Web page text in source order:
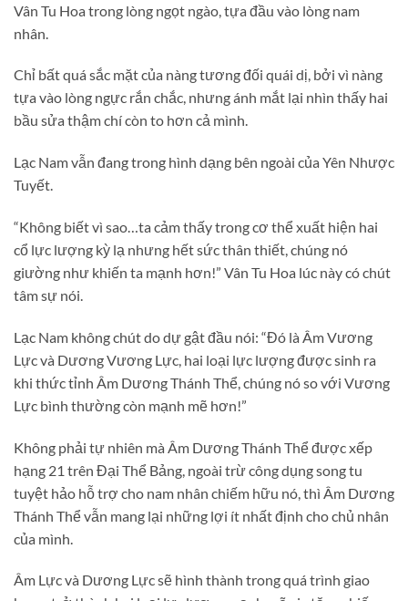
Vân Tu Hoa trong lòng ngọt ngào, tựa đầu vào lòng nam
nhân.
Chỉ bất quá sắc mặt của nàng tương đối quái dị, bởi vì nàng
tựa vào lòng ngực rắn chắc, nhưng ánh mắt lại nhìn thấy hai
bầu sửa thậm chí còn to hơn cả mình.
Lạc Nam vẫn đang trong hình dạng bên ngoài của Yên Nhược
Tuyết.
“Không biết vì sao…ta cảm thấy trong cơ thể xuất hiện hai
cổ lực lượng kỳ lạ nhưng hết sức thân thiết, chúng nó
giường như khiến ta mạnh hơn!” Vân Tu Hoa lúc này có chút
tâm sự nói.
Lạc Nam không chút do dự gật đầu nói: “Đó là Âm Vương
Lực và Dương Vương Lực, hai loại lực lượng được sinh ra
khi thức tỉnh Âm Dương Thánh Thể, chúng nó so với Vương
Lực bình thường còn mạnh mẽ hơn!”
Không phải tự nhiên mà Âm Dương Thánh Thể được xếp
hạng 21 trên Đại Thể Bảng, ngoài trừ công dụng song tu
tuyệt hảo hỗ trợ cho nam nhân chiếm hữu nó, thì Âm Dương
Thánh Thể vẫn mang lại những lợi ít nhất định cho chủ nhân
của mình.
Âm Lực và Dương Lực sẽ hình thành trong quá trình giao